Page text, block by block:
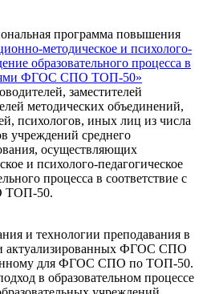
программа повышения
методическое и психолого-
образовательного процесса в
ФГОС СПО ТОП-50»
заместителей
методических объединений,
психологов, иных лиц из числа
учреждений среднего
осуществляющих
и психолого-педагогическое
процесса в соответствие с
ТОП-50.
и технологии преподавания в
актуализированных ФГОС СПО
для ФГОС СПО по ТОП-50.
в образовательном процессе